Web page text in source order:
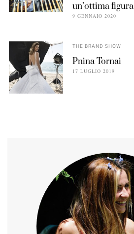
un’ottima figura
9 GENNAIO 2020
THE BRAND SHOW
Pnina Tornai
17 LUGLIO 2019